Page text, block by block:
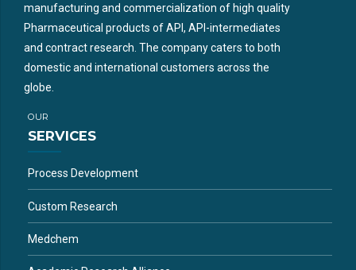
manufacturing and commercialization of high quality
Pharmaceutical products of API, API-intermediates
and contract research. The company caters to both
domestic and international customers across the
globe.
OUR
SERVICES
Process Development
Custom Research
Medchem